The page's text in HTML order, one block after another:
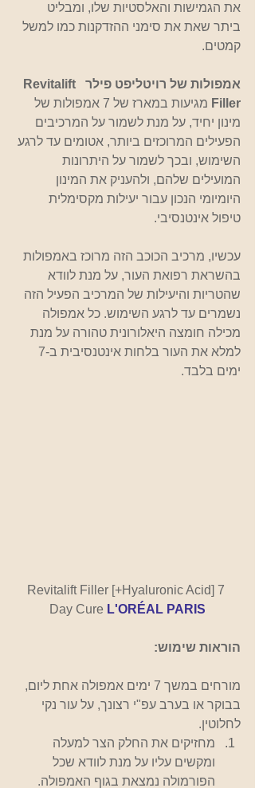
את הגמישות והאלסטיות שלו, ומבליט
ביתר שאת את סימני ההזדקנות כמו למשל
קמטים.
אמפולות של רויטליפט פילר  Revitalift
Filler
מגיעות במארז של 7 אמפולות של
מינון יחיד, על מנת לשמור על המרכיבים
הפעילים המרוכזים ביותר, אטומים עד לרגע
השימוש, ובכך לשמור על היתרונות
המועילים שלהם, ולהעניק את המינון
היומיומי הנכון עבור יעילות מקסימלית
טיפול אינטנסיבי.
עכשיו, מרכיב הכוכב הזה מרוכז באמפולות
בהשראת רפואת העור, על מנת לוודא
שהטריות והיעילות של המרכיב הפעיל הזה
נשמרים עד לרגע השימוש. כל אמפולה
מכילה חומצה היאלורונית טהורה על מנת
ימים בלבד.
Revitalift Filler [+Hyaluronic Acid] 7
Day Cure L'ORÉAL PARIS
הוראות שימוש:
מורחים במשך 7 ימים אמפולה אחת ליום,
בבוקר או בערב עפ"י רצונך, על עור נקי
לחלוטין.
מחזיקים את החלק הצר למעלה
ומקשים עליו על מנת לוודא שכל
הפורמולה נמצאת בגוף האמפולה.